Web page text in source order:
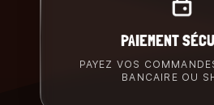
PAIEMENT
PAYEZ VOS
BANCAIRE OU